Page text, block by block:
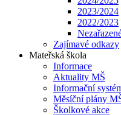
2023/2024
2022/2023
Zajímavé odkazy
Mateřská škola
Informace
Aktuality MŠ
Informační
Měsíční plány
Školkové akce